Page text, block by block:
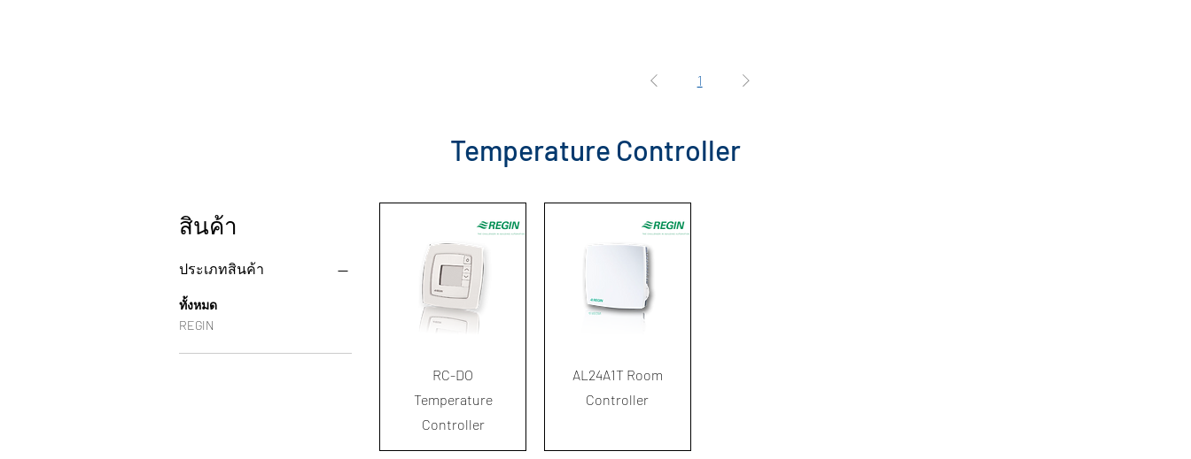
1
Temperature Controller
สินค้า
ประเภทสินค้า
ทั้งหมด
REGIN
ดูข้อมูลด่วน
RC-DO
Temperature
Controller
ดูข้อมูลด่วน
AL24A1T Room
Controller